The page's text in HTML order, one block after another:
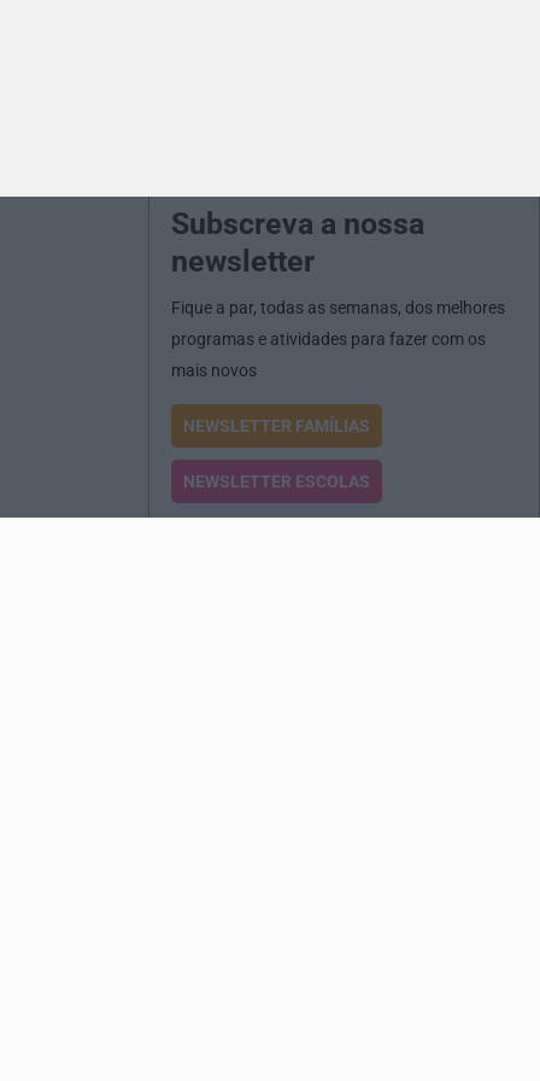
Subscreva a nossa
newsletter
Fique a par, todas as semanas, dos melhores
programas e atividades para fazer com os
mais novos
NEWSLETTER FAMÍLIAS
NEWSLETTER ESCOLAS